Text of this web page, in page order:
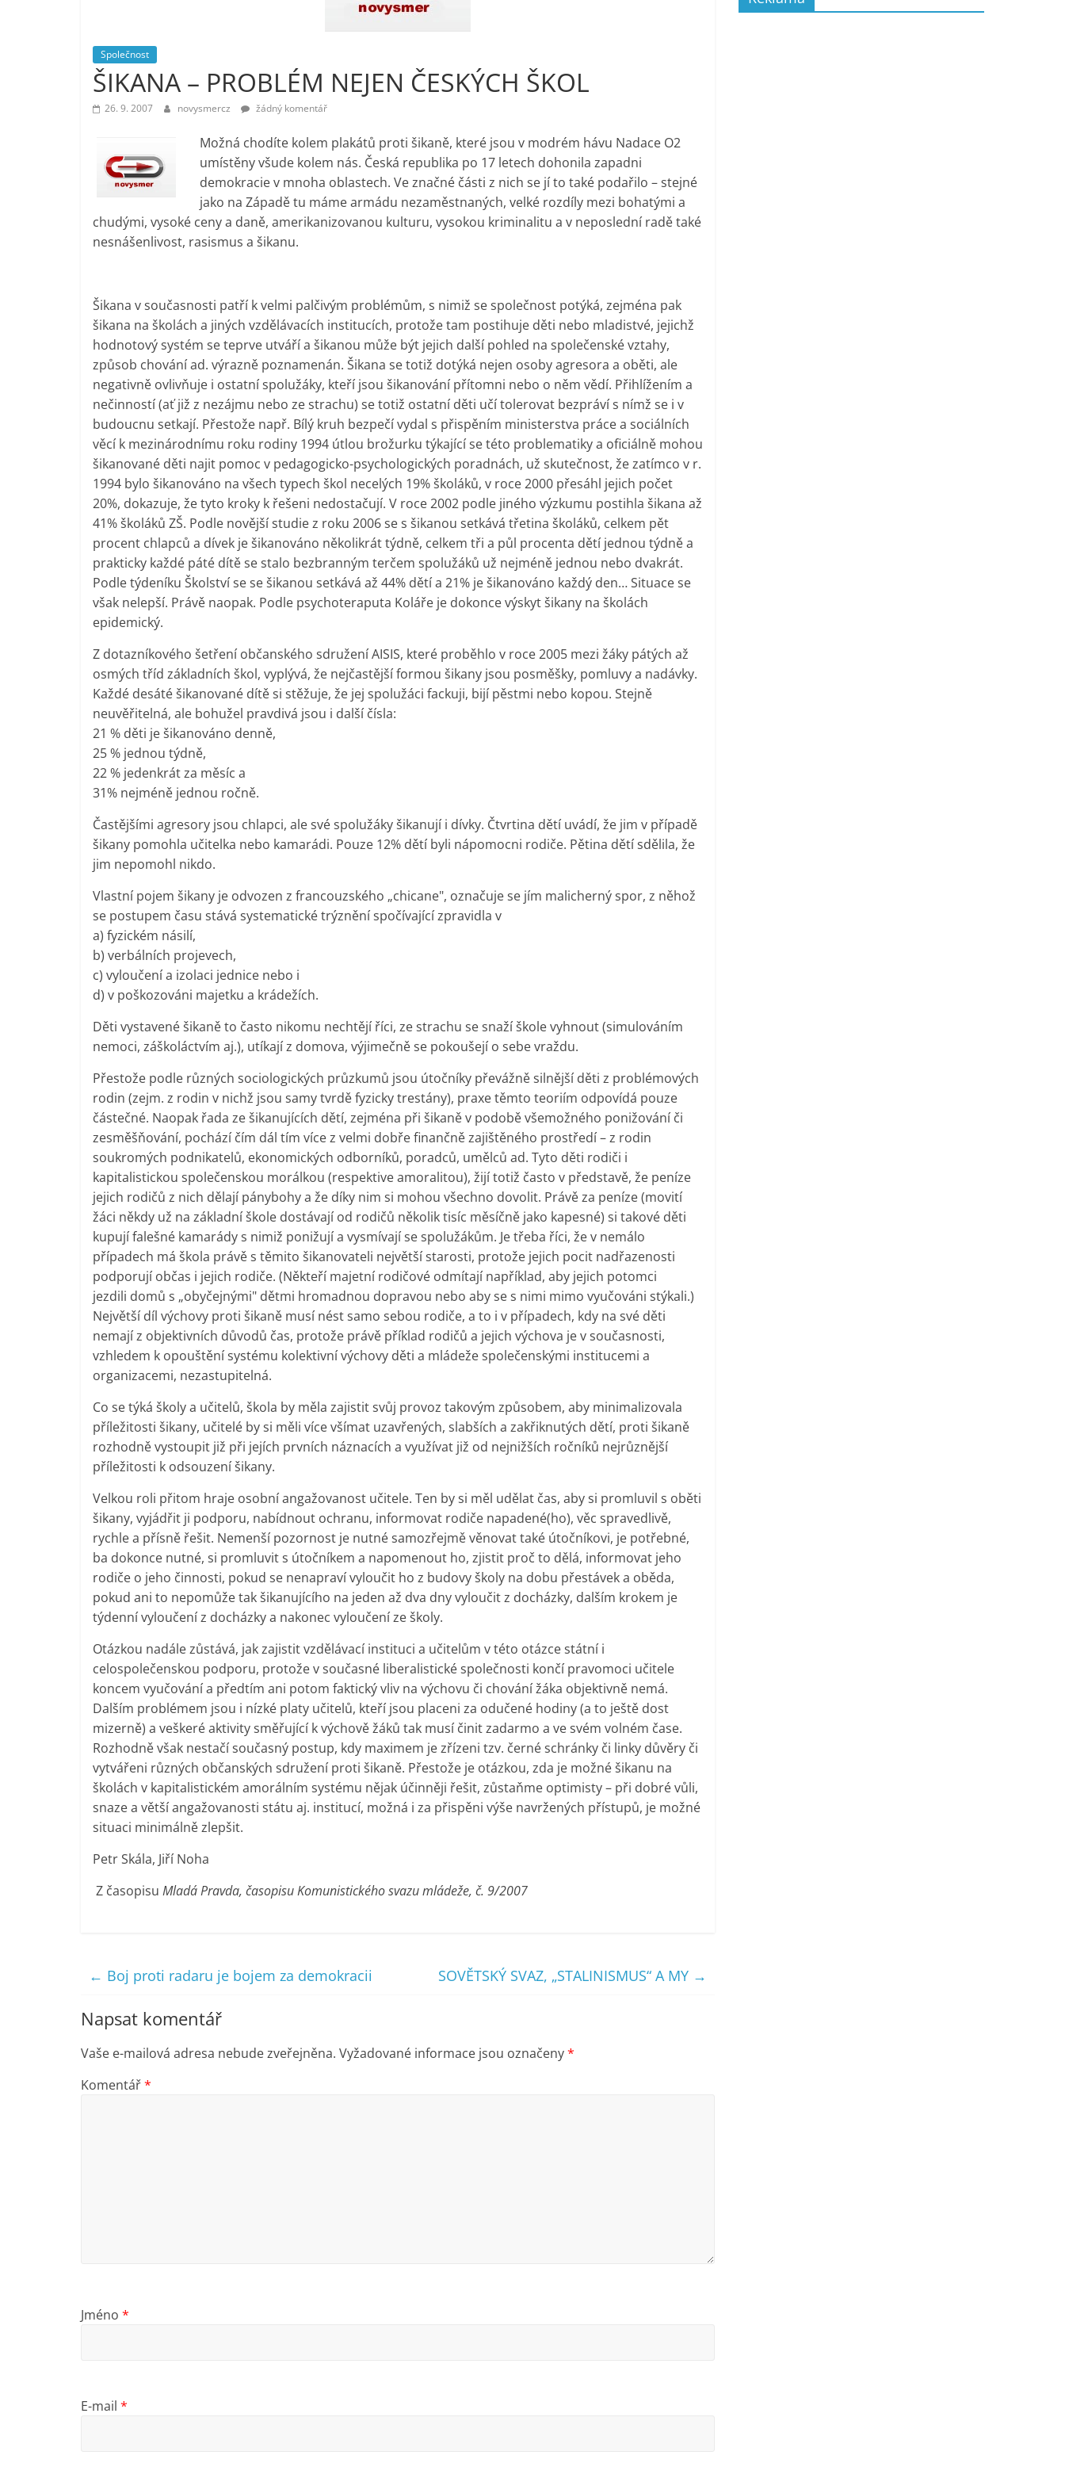
Společnost
ŠIKANA – PROBLÉM NEJEN ČESKÝCH ŠKOL
26. 9. 2007 novysmercz žádný komentář
Možná chodíte kolem plakátů proti šikaně, které jsou v modrém hávu Nadace O2
umístěny všude kolem nás. Česká republika po 17 letech dohonila zapadni
demokracie v mnoha oblastech. Ve značné části z nich se jí to také podařilo – stejné
jako na Západě tu máme armádu nezaměstnaných, velké rozdíly mezi bohatými a
chudými, vysoké ceny a daně, amerikanizovanou kulturu, vysokou kriminalitu a v neposlední radě také
nesnášenlivost, rasismus a šikanu.
Šikana v současnosti patří k velmi palčivým problémům, s nimiž se společnost potýká, zejména pak
šikana na školách a jiných vzdělávacích institucích, protože tam postihuje děti nebo mladistvé, jejichž
hodnotový systém se teprve utváří a šikanou může být jejich další pohled na společenské vztahy,
způsob chování ad. výrazně poznamenán. Šikana se totiž dotýká nejen osoby agresora a oběti, ale
negativně ovlivňuje i ostatní spolužáky, kteří jsou šikanování přítomni nebo o něm vědí. Přihlížením a
nečinností (ať již z nezájmu nebo ze strachu) se totiž ostatní děti učí tolerovat bezpráví s nímž se i v
budoucnu setkají. Přestože např. Bílý kruh bezpečí vydal s přispěním ministerstva práce a sociálních
věcí k mezinárodnímu roku rodiny 1994 útlou brožurku týkající se této problematiky a oficiálně mohou
šikanované děti najit pomoc v pedagogicko-psychologických poradnách, už skutečnost, že zatímco v r.
1994 bylo šikanováno na všech typech škol necelých 19% školáků, v roce 2000 přesáhl jejich počet
20%, dokazuje, že tyto kroky k řešeni nedostačují. V roce 2002 podle jiného výzkumu postihla šikana až
41% školáků ZŠ. Podle novější studie z roku 2006 se s šikanou setkává třetina školáků, celkem pět
procent chlapců a dívek je šikanováno několikrát týdně, celkem tři a půl procenta dětí jednou týdně a
prakticky každé páté dítě se stalo bezbranným terčem spolužáků už nejméně jednou nebo dvakrát.
Podle týdeníku Školství se se šikanou setkává až 44% dětí a 21% je šikanováno každý den… Situace se
však nelepší. Právě naopak. Podle psychoteraputa Koláře je dokonce výskyt šikany na školách
epidemický.
Z dotazníkového šetření občanského sdružení AISIS, které proběhlo v roce 2005 mezi žáky pátých až
osmých tříd základních škol, vyplývá, že nejčastější formou šikany jsou posměšky, pomluvy a nadávky.
Každé desáté šikanované dítě si stěžuje, že jej spolužáci fackuji, bijí pěstmi nebo kopou. Stejně
neuvěřitelná, ale bohužel pravdivá jsou i další čísla:
21 % děti je šikanováno denně,
25 % jednou týdně,
22 % jedenkrát za měsíc a
31% nejméně jednou ročně.
Častějšími agresory jsou chlapci, ale své spolužáky šikanují i dívky. Čtvrtina dětí uvádí, že jim v případě
šikany pomohla učitelka nebo kamarádi. Pouze 12% dětí byli nápomocni rodiče. Pětina dětí sdělila, že
jim nepomohl nikdo.
Vlastní pojem šikany je odvozen z francouzského „chicane", označuje se jím malicherný spor, z něhož
se postupem času stává systematické trýznění spočívající zpravidla v
a) fyzickém násilí,
b) verbálních projevech,
c) vyloučení a izolaci jednice nebo i
d) v poškozováni majetku a krádežích.
Děti vystavené šikaně to často nikomu nechtějí říci, ze strachu se snaží škole vyhnout (simulováním
nemoci, záškoláctvím aj.), utíkají z domova, výjimečně se pokoušejí o sebe vraždu.
Přestože podle různých sociologických průzkumů jsou útočníky převážně silnější děti z problémových
rodin (zejm. z rodin v nichž jsou samy tvrdě fyzicky trestány), praxe těmto teoriím odpovídá pouze
částečné. Naopak řada ze šikanujících dětí, zejména při šikaně v podobě všemožného ponižování či
zesměšňování, pochází čím dál tím více z velmi dobře finančně zajištěného prostředí – z rodin
soukromých podnikatelů, ekonomických odborníků, poradců, umělců ad. Tyto děti rodiči i
kapitalistickou společenskou morálkou (respektive amoralitou), žijí totiž často v představě, že peníze
jejich rodičů z nich dělají pánybohy a že díky nim si mohou všechno dovolit. Právě za peníze (movití
žáci někdy už na základní škole dostávají od rodičů několik tisíc měsíčně jako kapesné) si takové děti
kupují falešné kamarády s nimiž ponižují a vysmívají se spolužákům. Je třeba říci, že v nemálo
případech má škola právě s těmito šikanovateli největší starosti, protože jejich pocit nadřazenosti
podporují občas i jejich rodiče. (Někteří majetní rodičové odmítají například, aby jejich potomci
jezdili domů s „obyčejnými" dětmi hromadnou dopravou nebo aby se s nimi mimo vyučováni stýkali.)
Největší díl výchovy proti šikaně musí nést samo sebou rodiče, a to i v případech, kdy na své děti
nemají z objektivních důvodů čas, protože právě příklad rodičů a jejich výchova je v současnosti,
vzhledem k opouštění systému kolektivní výchovy děti a mládeže společenskými institucemi a
organizacemi, nezastupitelná.
Co se týká školy a učitelů, škola by měla zajistit svůj provoz takovým způsobem, aby minimalizovala
příležitosti šikany, učitelé by si měli více všímat uzavřených, slabších a zakřiknutých dětí, proti šikaně
rozhodně vystoupit již při jejích prvních náznacích a využívat již od nejnižších ročníků nejrůznější
příležitosti k odsouzení šikany.
Velkou roli přitom hraje osobní angažovanost učitele. Ten by si měl udělat čas, aby si promluvil s oběti
šikany, vyjádřit ji podporu, nabídnout ochranu, informovat rodiče napadené(ho), věc spravedlivě,
rychle a přísně řešit. Nemenší pozornost je nutné samozřejmě věnovat také útočníkovi, je potřebné,
ba dokonce nutné, si promluvit s útočníkem a napomenout ho, zjistit proč to dělá, informovat jeho
rodiče o jeho činnosti, pokud se nenapraví vyloučit ho z budovy školy na dobu přestávek a oběda,
pokud ani to nepomůže tak šikanujícího na jeden až dva dny vyloučit z docházky, dalším krokem je
týdenní vyloučení z docházky a nakonec vyloučení ze školy.
Otázkou nadále zůstává, jak zajistit vzdělávací instituci a učitelům v této otázce státní i
celospolečenskou podporu, protože v současné liberalistické společnosti končí pravomoci učitele
koncem vyučování a předtím ani potom faktický vliv na výchovu či chování žáka objektivně nemá.
Dalším problémem jsou i nízké platy učitelů, kteří jsou placeni za odučené hodiny (a to ještě dost
mizerně) a veškeré aktivity směřující k výchově žáků tak musí činit zadarmo a ve svém volném čase.
Rozhodně však nestačí současný postup, kdy maximem je zřízeni tzv. černé schránky či linky důvěry či
vytvářeni různých občanských sdružení proti šikaně. Přestože je otázkou, zda je možné šikanu na
školách v kapitalistickém amorálním systému nějak účinněji řešit, zůstaňme optimisty – při dobré vůli,
snaze a větší angažovanosti státu aj. institucí, možná i za přispěni výše navržených přístupů, je možné
situaci minimálně zlepšit.
Petr Skála, Jiří Noha
Z časopisu Mladá Pravda, časopisu Komunistického svazu mládeže, č. 9/2007
← Boj proti radaru je bojem za demokracii SOVĚTSKÝ SVAZ, „STALINISMUS“ A MY →
Napsat komentář
Vaše e-mailová adresa nebude zveřejněna. Vyžadované informace jsou označeny*
Komentář*
Jméno *
E-mail *